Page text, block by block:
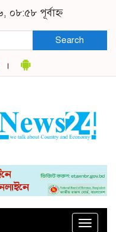
০৮:৫৮ পূর্বাহ্ন
Search
Toggle